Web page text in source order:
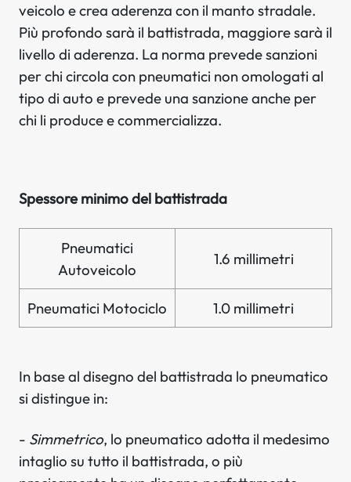
veicolo e crea aderenza con il manto stradale.
Più profondo sarà il battistrada, maggiore sarà il
livello di aderenza. La norma prevede sanzioni
per chi circola con pneumatici non omologati al
tipo di auto e prevede una sanzione anche per
chi li produce e commercializza.
Spessore minimo del battistrada
Pneumatici
Autoveicolo
1.6 millimetri
Pneumatici Motociclo 1.0 millimetri
In base al disegno del battistrada lo pneumatico
si distingue in:
- Simmetrico, lo pneumatico adotta il medesimo
intaglio su tutto il battistrada, o più